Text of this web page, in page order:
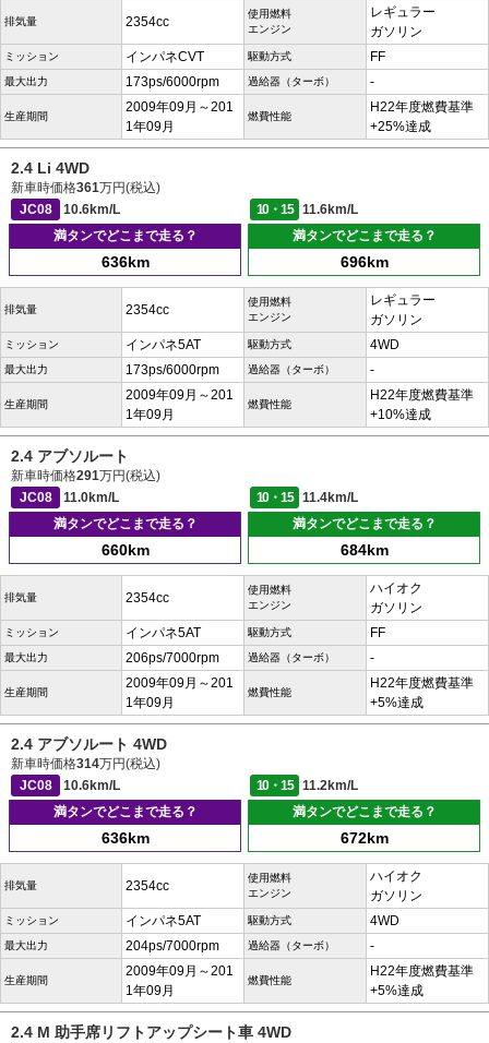
排気量 2354cc
使用燃料
エンジン
レギュラー
ガソリン
ミッション インパネCVT 駆動方式 FF
最大出力 173ps/6000rpm 過給器（ターボ） -
生産期間
2009年09月～201
1年09月
燃費性能
H22年度燃費基準
+25%達成
2.4 Li 4WD
新車時価格361万円(税込)
JC08
10.6km/L 10・15
11.6km/L
満タンでどこまで走る？
636km
満タンでどこまで走る？
696km
排気量 2354cc
使用燃料
エンジン
レギュラー
ガソリン
ミッション インパネ5AT 駆動方式 4WD
最大出力 173ps/6000rpm 過給器（ターボ） -
生産期間
2009年09月～201
1年09月
燃費性能
H22年度燃費基準
+10%達成
2.4 アブソルート
新車時価格291万円(税込)
JC08
11.0km/L 10・15
11.4km/L
満タンでどこまで走る？
660km
満タンでどこまで走る？
684km
排気量 2354cc
使用燃料
エンジン
ハイオク
ガソリン
ミッション インパネ5AT 駆動方式 FF
最大出力 206ps/7000rpm 過給器（ターボ） -
生産期間
2009年09月～201
1年09月
燃費性能
H22年度燃費基準
+5%達成
2.4 アブソルート 4WD
新車時価格314万円(税込)
JC08
10.6km/L 10・15
11.2km/L
満タンでどこまで走る？
636km
満タンでどこまで走る？
672km
排気量 2354cc
使用燃料
エンジン
ハイオク
ガソリン
ミッション インパネ5AT 駆動方式 4WD
最大出力 204ps/7000rpm 過給器（ターボ） -
生産期間
2009年09月～201
1年09月
燃費性能
H22年度燃費基準
+5%達成
2.4 M 助手席リフトアップシート車 4WD